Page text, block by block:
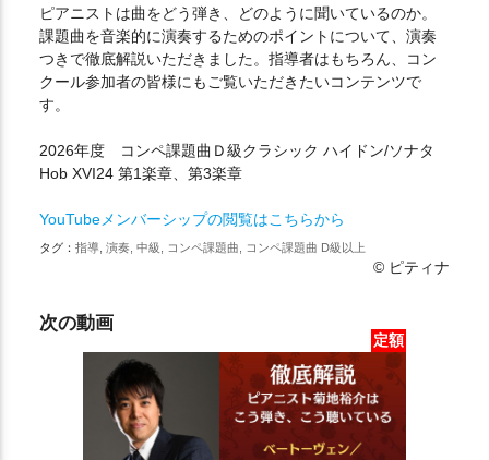
ピアニストは曲をどう弾き、どのように聞いているのか。
課題曲を音楽的に演奏するためのポイントについて、演奏
つきで徹底解説いただきました。指導者はもちろん、コン
クール参加者の皆様にもご覧いただきたいコンテンツで
す。
2026年度 コンペ課題曲Ｄ級クラシック ハイドン/ソナタ
Hob XVI24 第1楽章、第3楽章
YouTubeメンバーシップの閲覧はこちらから
タグ： 指導, 演奏, 中級, コンペ課題曲, コンペ課題曲 D級以上
© ピティナ
次の動画
定額